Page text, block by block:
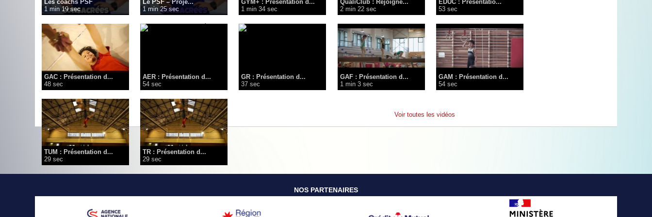
Les coachs PSF
1 min 19 sec
Le PSF – Proje...
1 min 25 sec
GYM+ : Présentation d...
1 min 34 sec
QualiClub : Rejoigne...
2 min 22 sec
EDUC : Présentatio...
53 sec
GAC : Présentation d...
48 sec
AER : Présentation d...
54 sec
GR : Présentation d...
37 sec
GAF : Présentation d...
1 min 3 sec
GAM : Présentation d...
54 sec
TUM : Présentation d...
29 sec
TR : Présentation d...
29 sec
Voir toutes les vidéos
NOS PARTENAIRES